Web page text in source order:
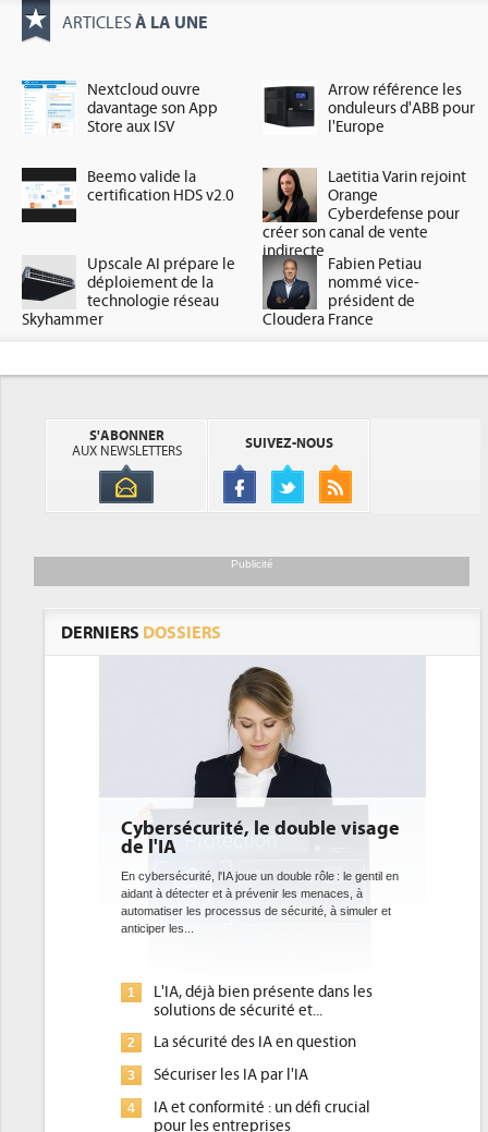
ARTICLES À LA UNE
Nextcloud ouvre
davantage son App
Store aux ISV
Arrow référence les
onduleurs d'ABB pour
l'Europe
Beemo valide la
certification HDS v2.0
Laetitia Varin rejoint
Orange
Cyberdefense pour
créer son canal de vente
indirecte
Upscale AI prépare le
déploiement de la
technologie réseau
Skyhammer
Fabien Petiau
nommé vice-
président de
Cloudera France
S'ABONNER
AUX NEWSLETTERS
SUIVEZ-NOUS
Publicité
DERNIERS DOSSIERS
le double visage
l'IA joue un double rôle : le gentil en
et à prévenir les menaces, à
les processus de sécurité, à simuler et
déjà bien présente dans les
des IA en question
les IA par l'IA
conformité : un défi crucial
DEE: l'efficacité
bientôt une obligation
datacenters
Des datacenters plus durables et plus
ce que recherchent les pouvoirs
1
Qu'est-ce que la DEE
d'efficacité énergétique)
2
DEE, une pression
place pour répondre à...